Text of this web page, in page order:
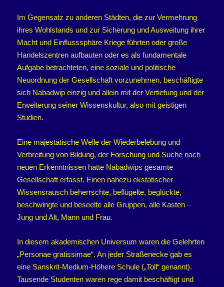
Im Gegensatz zu anderen Städten, die zur Vermehrung
ihres Wohlstands und zur Sicherung und Ausweitung ihrer
Macht und Einflusssphäre Kriege führten oder große
Handelszentren aufbauten oder es als fundamentale
Aufgabe betrachteten, eine soziale und politische
Neuordnung der Gesellschaft vorzunehmen, beschäftigte
sich Nabadwip einzig und allein mit der Vertiefung und der
Erweiterung seiner Wissenskultur, also mit geistigen
Studien.
Eine majestätische Welle der Wiederbelebung und
Verbreitung von Bildung, der Forschung und Suche nach
neuen Erkenntnissen hatte Nabadwips gesamte
Gesellschaft erfasst. Einen nahezu ekstatischer
Wissensrausch beherrschte, beflügelte, beglückte,
beschwingte und beseelte alle Gruppen, alle Kasten –
Jung und Alt, Mann und Frau.
In diesem akademischen Universum waren die Gelehrten
„Personae gratissimae“. An jeder Straßenecke gab es
eine Sanskrit-Medium-Höhere Schule („Toll“ genannt).
Tausende Studenten waren rege damit beschäftigt und